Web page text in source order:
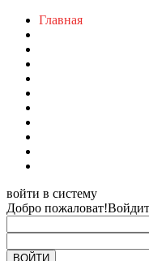
Главная
войти в систему
Добро пожаловат!